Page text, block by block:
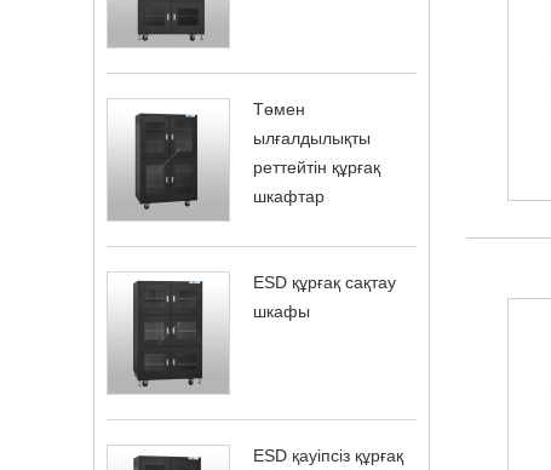
Төмен
ылғалдылықты
реттейтін құрғақ
шкафтар
ESD құрғақ сақтау
шкафы
ESD қауіпсіз құрғақ